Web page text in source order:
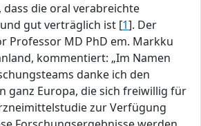
die oral verabreichte
gut verträglich ist [1]. Der
Professor MD PhD em. Markku
kommentiert: „Im Namen
danke ich den
ganz Europa, die sich freiwillig für
zur Verfügung